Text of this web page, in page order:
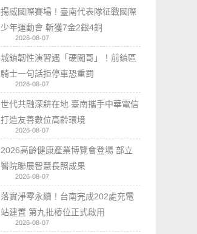
揚威國際賽場！臺南代表隊征戰國際
少年運動會 斬獲7金2銀4銅
2026-08-07
城鎮韌性演習遇「硬闖哥」！前鎮區
騎士一句話拒停車恐重罰
2026-08-07
世代共融深耕在地 臺南攜手中華電信
打造友善數位高齡環境
2026-08-07
2026高齡健康產業博覽會登場 部立
醫院聯展智慧長照成果
2026-08-07
落實淨零永續！台南完成202處充電
站建置 第九批樁位正式啟用
2026-08-07